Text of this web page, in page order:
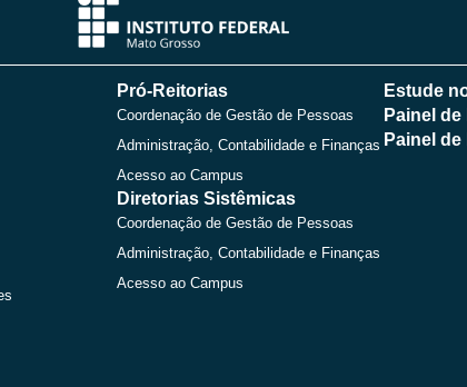
Pró-Reitorias
Coordenação de Gestão de Pessoas
Administração, Contabilidade e Finanças
Acesso ao Campus
Diretorias Sistêmicas
Coordenação de Gestão de Pessoas
Administração, Contabilidade e Finanças
Acesso ao Campus
Estude
Painel
Painel